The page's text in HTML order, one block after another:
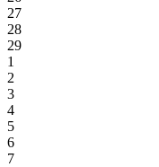
27
28
29
1
2
3
4
5
6
7